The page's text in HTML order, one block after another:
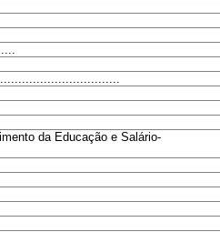
da Educação e Salário-